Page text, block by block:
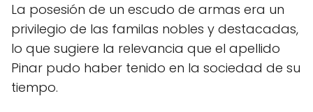
La posesión de un escudo de armas era un
privilegio de las familas nobles y destacadas,
lo que sugiere la relevancia que el apellido
Pinar pudo haber tenido en la sociedad de su
tiempo.